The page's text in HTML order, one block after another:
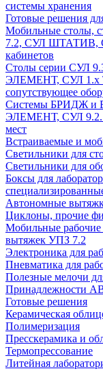
системы хранения
Готовые решения
Мобильные столы,
7.2, СУЛ ШТАТИВ,
кабинетов
Столы серии СУЛ
ЭЛЕМЕНТ, СУЛ 1.х
сопутствующее
Системы БРИДЖ и
ЭЛЕМЕНТ, СУЛ 9.2.
мест
Встраиваемые и
Светильники для
Светильники для
Боксы для
Автономные
Циклоны, прочие
Мобильные рабочие
вытяжек УПЗ 7.2
Электроника для
Пневматика для
Полезные мелочи
Принадлежности
Готовые решения
Керамическая
Полимеризация
Пресскерамика и
Термопрессование
Литейная